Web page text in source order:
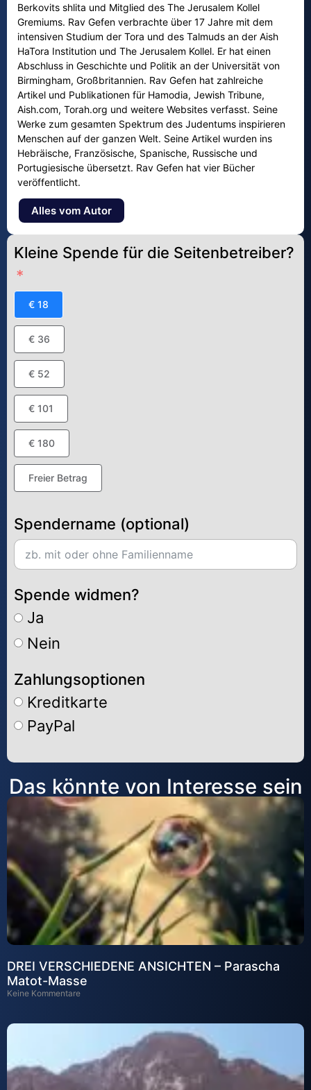
Berkovits shlita und Mitglied des The Jerusalem Kollel
Gremiums. Rav Gefen verbrachte über 17 Jahre mit dem
intensiven Studium der Tora und des Talmuds an der Aish
HaTora Institution und The Jerusalem Kollel. Er hat einen
Abschluss in Geschichte und Politik an der Universität von
Birmingham, Großbritannien. Rav Gefen hat zahlreiche
Artikel und Publikationen für Hamodia, Jewish Tribune,
Aish.com, Torah.org und weitere Websites verfasst. Seine
Werke zum gesamten Spektrum des Judentums inspirieren
Menschen auf der ganzen Welt. Seine Artikel wurden ins
Hebräische, Französische, Spanische, Russische und
Portugiesische übersetzt. Rav Gefen hat vier Bücher
veröffentlicht.
Alles vom Autor
Kleine Spende für die Seitenbetreiber?
€ 18
€ 36
€ 52
€ 101
€ 180
Freier Betrag
Spendername (optional)
Spende widmen?
Ja
Nein
Zahlungsoptionen
Kreditkarte
PayPal
Alternative:
Das könnte von Interesse sein
DREI VERSCHIEDENE ANSICHTEN – Parascha
Matot-Masse
Keine Kommentare